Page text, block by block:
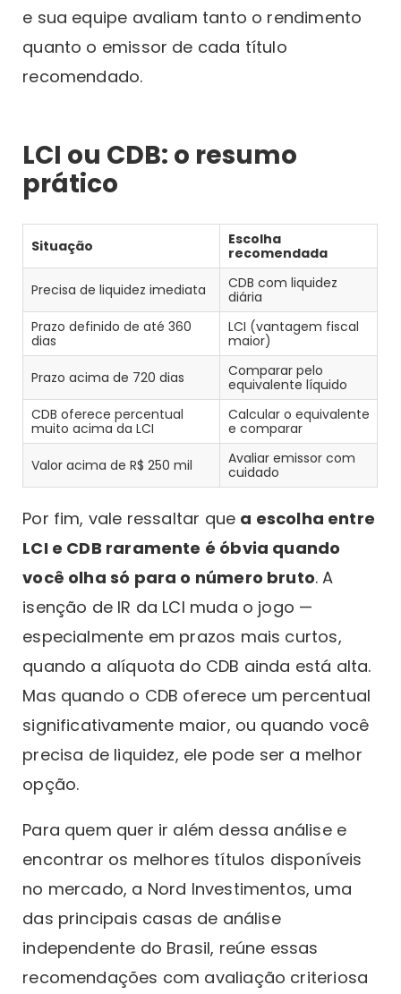
e sua equipe avaliam tanto o rendimento
quanto o emissor de cada título
recomendado.
LCI ou CDB: o resumo
prático
Situação
Escolha
recomendada
Precisa de liquidez imediata
CDB com liquidez
diária
Prazo definido de até 360
dias
LCI (vantagem fiscal
maior)
Prazo acima de 720 dias
Comparar pelo
equivalente líquido
CDB oferece percentual
muito acima da LCI
Calcular o equivalente
e comparar
Valor acima de R$ 250 mil
Avaliar emissor com
cuidado
Por fim, vale ressaltar que a escolha entre
LCI e CDB raramente é óbvia quando
você olha só para o número bruto. A
isenção de IR da LCI muda o jogo —
especialmente em prazos mais curtos,
quando a alíquota do CDB ainda está alta.
Mas quando o CDB oferece um percentual
significativamente maior, ou quando você
precisa de liquidez, ele pode ser a melhor
opção.
Para quem quer ir além dessa análise e
encontrar os melhores títulos disponíveis
no mercado, a Nord Investimentos, uma
das principais casas de análise
independente do Brasil, reúne essas
recomendações com avaliação criteriosa